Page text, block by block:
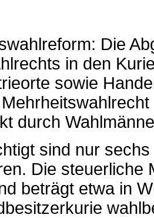
Die
in den
sowie
durch
sind nur
Die steuerliche
beträgt etwa in